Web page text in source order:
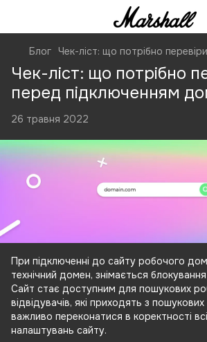
Блог Чек-ліст: що потрібно
Чек-ліст: що потрібно
перед підключенням
26 травня 2022
При підключенні до сайту робочого
технічний домен, знімається блокування
Сайт стає доступним для пошукових
відвідувачів, які приходять з
важливо переконатися в коректності
налаштувань сайту.